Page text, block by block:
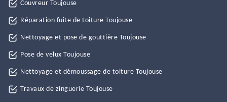
Couvreur Toujouse
Réparation fuite de toiture Toujouse
Nettoyage et pose de gouttière Toujouse
Pose de velux Toujouse
Nettoyage et démoussage de toiture Toujouse
Travaux de zinguerie Toujouse